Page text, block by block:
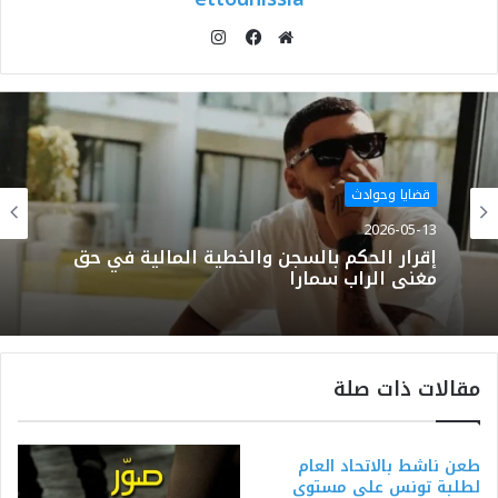
الويب
قضايا وحوادث
2026-05-13
إقرار الحكم بالسجن والخطية المالية في حق
مغني الراب سمارا
مقالات ذات صلة
طعن ناشط بالاتحاد العام
لطلبة تونس على مستوى